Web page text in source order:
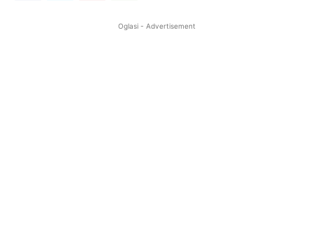
Oglasi - Advertisement